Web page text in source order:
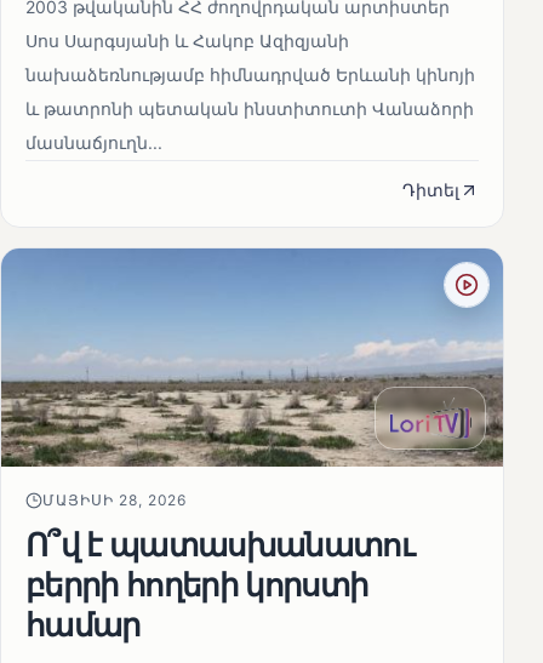
2003 թվականին ՀՀ ժողովրդական արտիստեր
Սոս Սարգսյանի և Հակոբ Ազիզյանի
նախաձեռնությամբ հիմնադրված Երևանի կինոյի
և թատրոնի պետական ինստիտուտի Վանաձորի
մասնաճյուղն...
Դիտել
ՄԱՅԻՍԻ 28, 2026
Ո՞վ է պատասխանատու
բերրի հողերի կորստի
համար